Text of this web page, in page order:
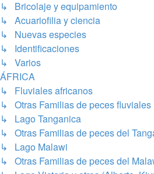
↳ Bricolaje y equipamiento
↳ Acuariofilia y ciencia
↳ Nuevas especies
↳ Identificaciones
↳ Varios
ÁFRICA
↳ Fluviales africanos
↳ Otras Familias de peces fluviales
↳ Lago Tanganica
↳ Otras Familias de peces del
↳ Lago Malawi
↳ Otras Familias de peces del